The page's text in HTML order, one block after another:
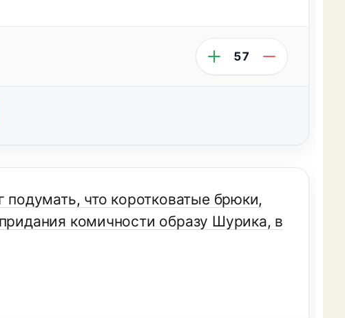
57
что коротковатые брюки,
комичности образу Шурика, в